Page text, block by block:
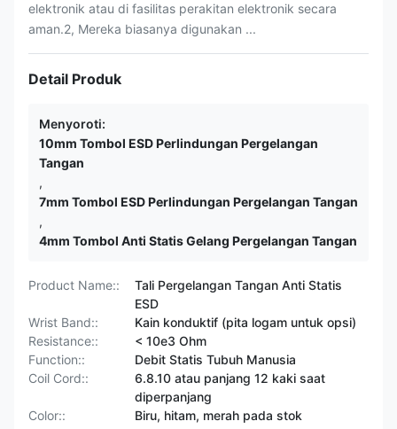
elektronik atau di fasilitas perakitan elektronik secara
aman.2, Mereka biasanya digunakan ...
Detail Produk
Menyoroti:
10mm Tombol ESD Perlindungan Pergelangan
Tangan
,
7mm Tombol ESD Perlindungan Pergelangan Tangan
,
4mm Tombol Anti Statis Gelang Pergelangan Tangan
Product Name::
Tali Pergelangan Tangan Anti Statis
ESD
Wrist Band::
Kain konduktif (pita logam untuk opsi)
Resistance::
< 10e3 Ohm
Function::
Debit Statis Tubuh Manusia
Coil Cord::
6.8.10 atau panjang 12 kaki saat
diperpanjang
Color::
Biru, hitam, merah pada stok